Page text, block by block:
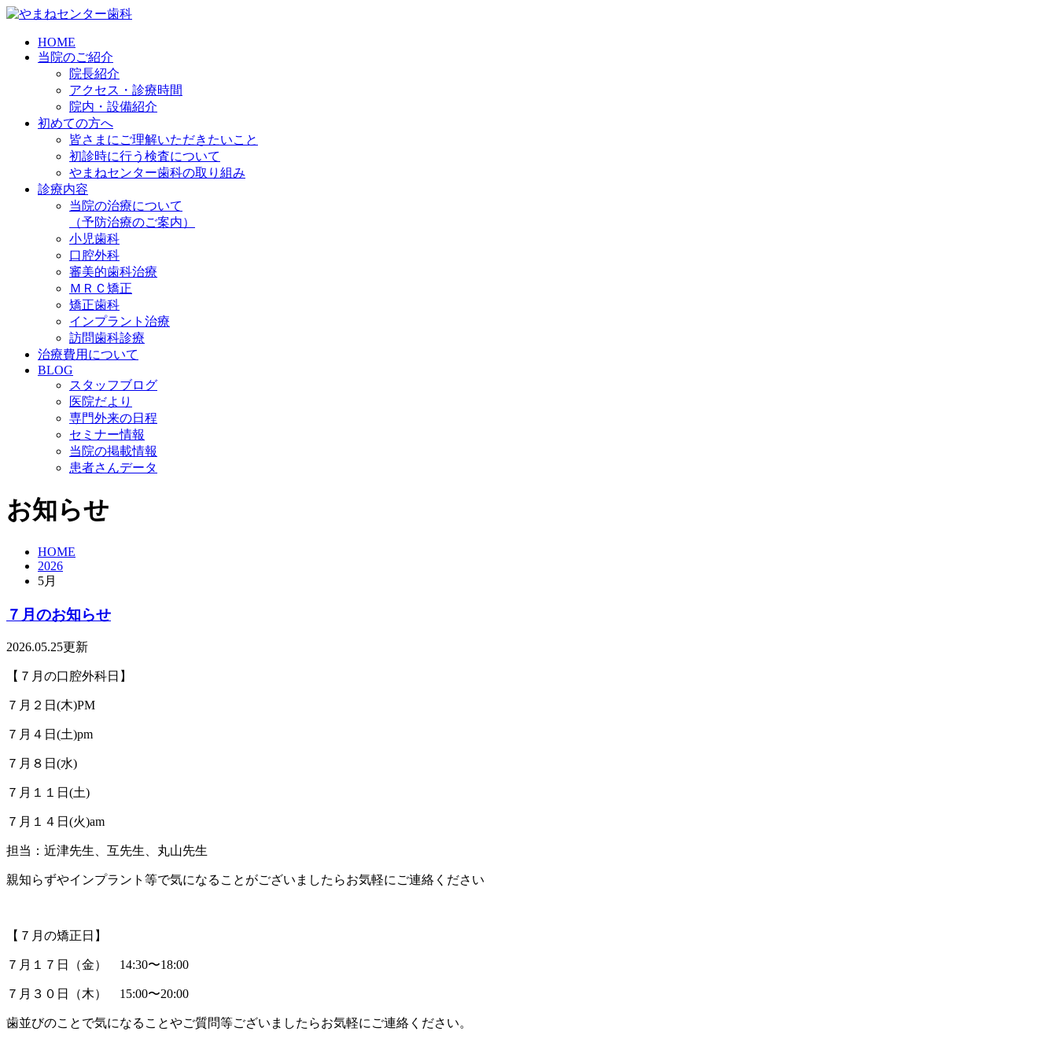
HOME
当院のご紹介
院長紹介
アクセス・診療時間
院内・設備紹介
初めての方へ
皆さまにご理解いただきたいこと
初診時に行う検査について
やまねセンター歯科の取り組み
診療内容
当院の治療について
（予防治療のご案内）
小児歯科
口腔外科
審美的歯科治療
ＭＲＣ矯正
矯正歯科
インプラント治療
訪問歯科診療
治療費用について
BLOG
スタッフブログ
医院だより
専門外来の日程
セミナー情報
当院の掲載情報
患者さんデータ
お知らせ
HOME
2026
5月
７月のお知らせ
2026.05.25更新
【７月の口腔外科日】
７月２日(木)PM
７月４日(土)pm
７月８日(水)
７月１１日(土)
７月１４日(火)am
担当：近津先生、互先生、丸山先生
親知らずやインプラント等で気になることがございましたらお気軽にご連絡ください
【７月の矯正日】
７月１７日（金） 14:30〜18:00
７月３０日（木） 15:00〜20:00
歯並びのことで気になることやご質問等ございましたらお気軽にご連絡ください。